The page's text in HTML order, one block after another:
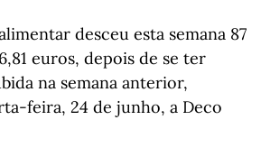
desceu esta semana 87
euros, depois de se ter
na semana anterior,
feira, 24 de junho, a Deco